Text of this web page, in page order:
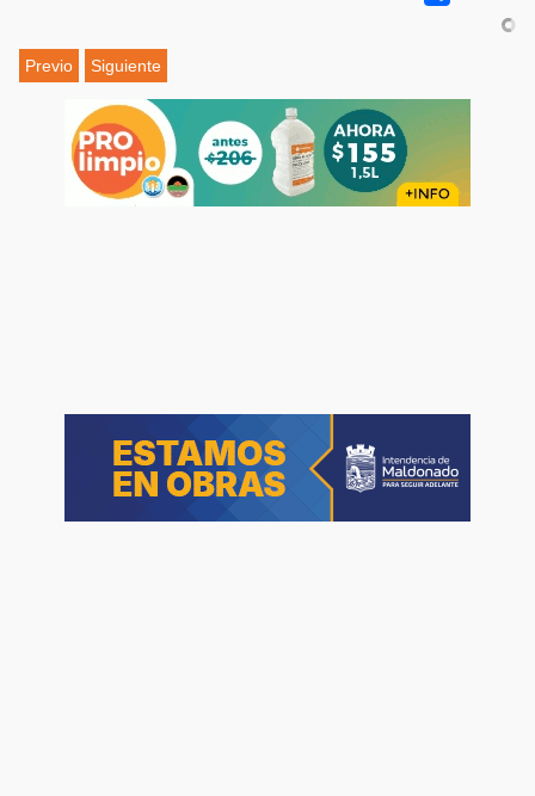
Previo Siguiente